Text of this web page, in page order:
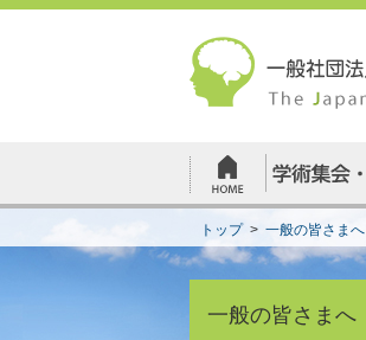
一般の皆さまへ
トップ> 一般の皆さまへ